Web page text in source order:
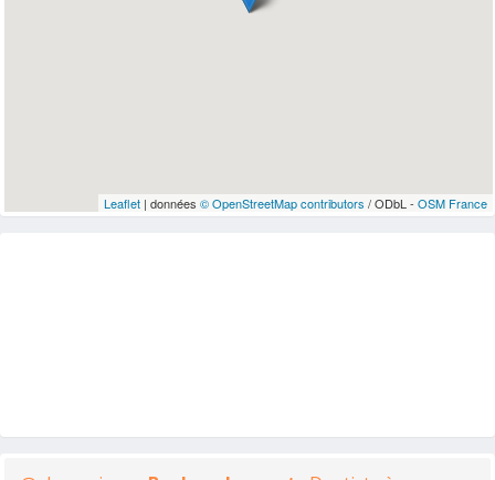
Leaflet| données © OpenStreetMap contributors / ODbL - OSM France